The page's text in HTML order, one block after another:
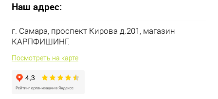
Наш адрес:
г. Самара, проспект Кирова д.201, магазин
КАРПФИШИНГ.
Посмотреть на карте